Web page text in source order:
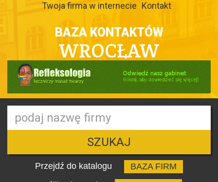
Twoja firma w internecie Kontakt
BAZA KONTAKTÓW
WROCŁAW
SZUKAJ
Przejdź do katalogu
BAZA FIRM